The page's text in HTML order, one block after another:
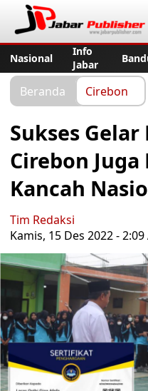
Nasional
Info
Jabar
Beranda Cirebon
Sukses Gelar
Cirebon Juga
Kancah
Tim Redaksi
Kamis, 15 Des 2022 - 2:09